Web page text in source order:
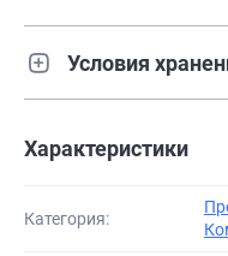
Условия
Характеристики
Категория: